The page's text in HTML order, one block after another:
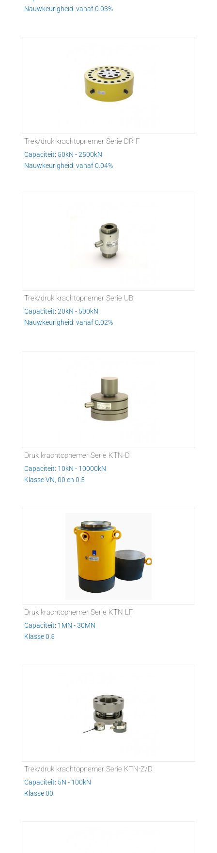
Nauwkeurigheid: vanaf 0.03%
Trek/druk krachtopnemer Serie DR-F
Capaciteit: 50kN - 2500kN
Nauwkeurigheid: vanaf 0.04%
Trek/druk krachtopnemer Serie UB
Capaciteit: 20kN - 500kN
Nauwkeurigheid: vanaf 0.02%
Druk krachtopnemer Serie KTN-D
Capaciteit: 10kN - 10000kN
Klasse VN, 00 en 0.5
Druk krachtopnemer Serie KTN-LF
Capaciteit: 1MN - 30MN
Klasse 0.5
Trek/druk krachtopnemer Serie KTN-Z/D
Capaciteit: 5N - 100kN
Klasse 00